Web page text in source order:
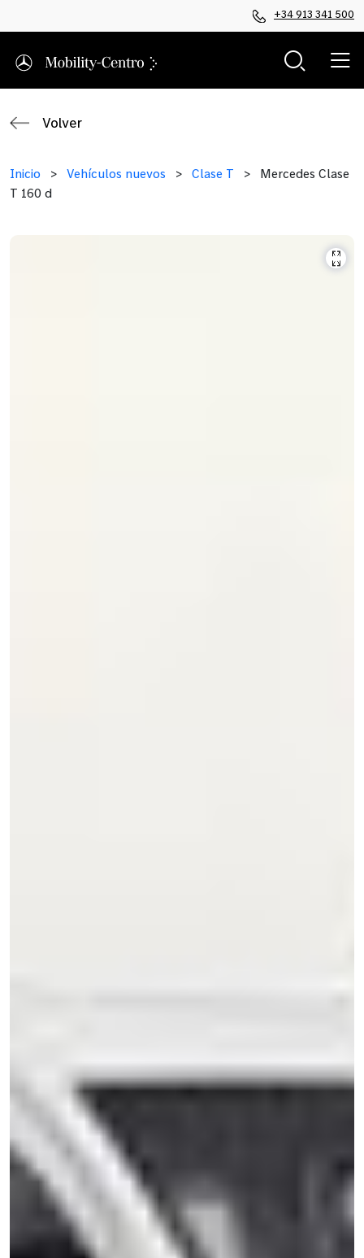
+34 913 341 500
Volver
Inicio > Vehículos nuevos > Clase T >
Mercedes Clase
T 160 d